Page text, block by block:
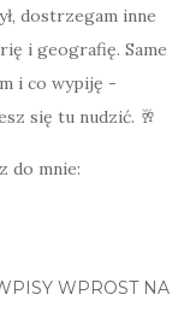
dostrzegam inne
i geografię. Same
i co wypiję -
się tu nudzić. 🥂
do mnie:
WPROST NA